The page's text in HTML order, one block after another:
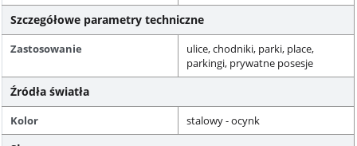
Szczegółowe parametry techniczne
Zastosowanie
ulice, chodniki, parki, place,
parkingi, prywatne posesje
Źródła światła
Kolor stalowy - ocynk